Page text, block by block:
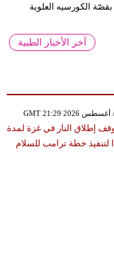
الكورسيه العلوية
آخر الأخبار الطبية
إطلاق النار في غزة لمدة
لتنفيذ خطة ترامب للسلام